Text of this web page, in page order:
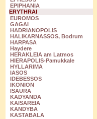
EPIPHANIA
ERYTHRAI
EUROMOS
GAGAI
HADRIANOPOLIS
HALIKARNASSOS, Bodrum
HARPASA
Haydere
HERAKLEIA am Latmos
HIERAPOLIS-Pamukkale
HYLLARIMA
IASOS
IDEBESSOS
IKONION
ISAURA
KADYANDA
KAISAREIA
KANDYBA
KASTABALA